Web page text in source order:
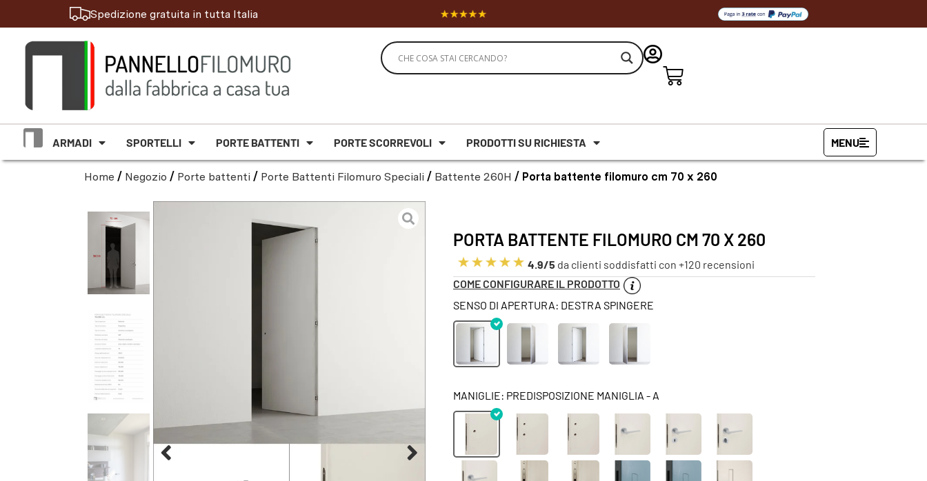
Spedizione gratuita in tutta Italia
ARMADI SPORTELLI PORTE BATTENTI PORTE SCORREVOLI PRODOTTI SU RICHIESTA MENU
Home / Negozio / Porte battenti / Porte Battenti Filomuro Speciali / Battente 260H / Porta battente filomuro cm 70 x 260
PORTA BATTENTE FILOMURO CM 70 X 260
4.9/5 da clienti soddisfatti con +120 recensioni
COME CONFIGURARE IL PRODOTTO
SENSO DI APERTURA: DESTRA SPINGERE
MANIGLIE: PREDISPOSIZIONE MANIGLIA - A